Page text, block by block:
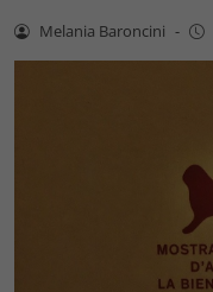
Melania Baroncini -